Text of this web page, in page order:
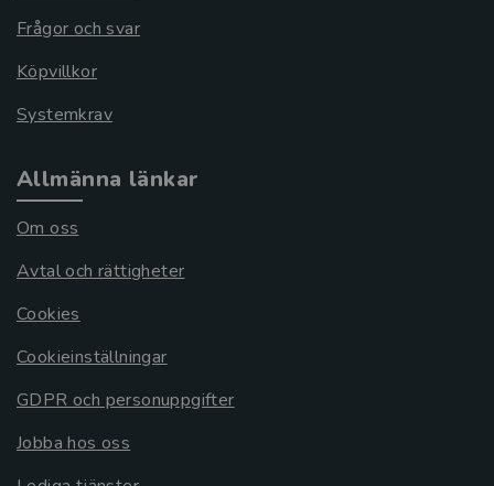
Frågor och svar
Köpvillkor
Systemkrav
Allmänna länkar
Om oss
Avtal och rättigheter
Cookies
Cookieinställningar
GDPR och personuppgifter
Jobba hos oss